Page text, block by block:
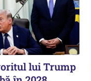
lui Trump